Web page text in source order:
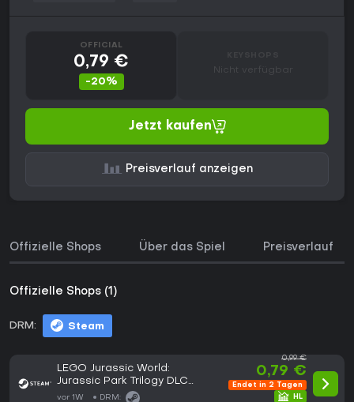
OFFICIAL
0,79 €
-20%
Nicht verfügbar
Jetzt kaufen
Preisverlauf anzeigen
Offizielle Shops Über das Spiel Preisverlauf
Offizielle Shops (1)
DRM: Steam
LEGO Jurassic World:
Jurassic Park Trilogy DLC
Pack 1
vor 1W DRM:
0,99 €
0,79 €
Endet in 2 Tagen